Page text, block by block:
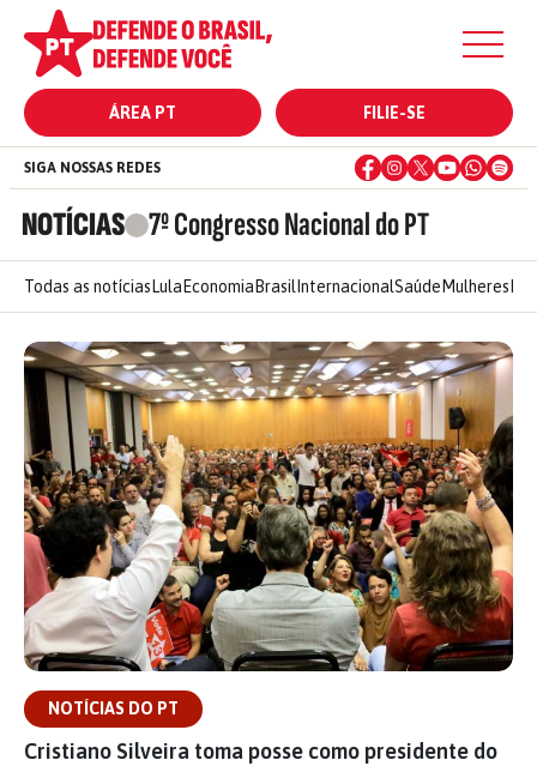
ÁREA PT FILIE-SE
NOTÍCIAS 7º Congresso Nacional do PT
SIGA NOSSAS REDES
Todas as notícias Lula Economia Brasil InternacionalSaúde Mulheres
NOTÍCIAS DO PT
Cristiano Silveira toma posse como presidente do